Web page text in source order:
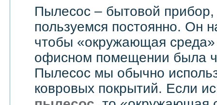
Пылесос – бытовой
пользуемся постоянно. Он
чтобы «окружающая среда»
офисном помещении была
Пылесос мы обычно
ковровых покрытий. Если